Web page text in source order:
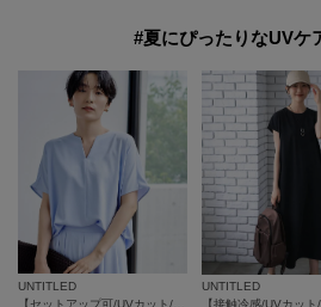
#夏にぴったりなUVケ
UNTITLED
UNTITLED